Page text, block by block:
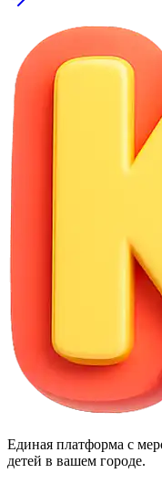
Единая платформа с
детей в вашем городе.